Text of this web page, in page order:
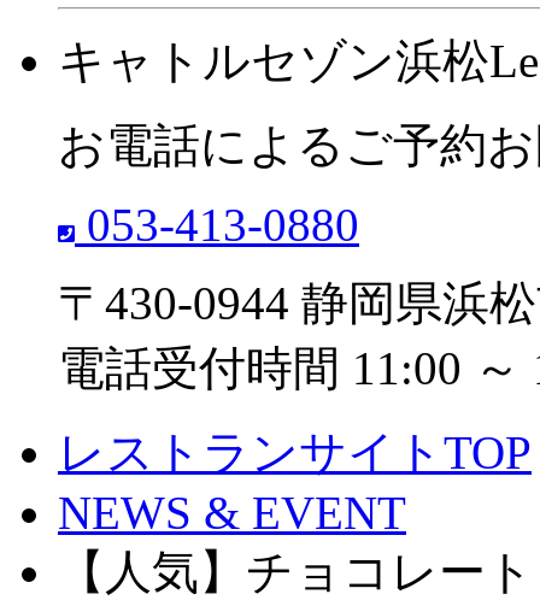
キャトルセゾン浜松
お電話によるご予約
053-413-0880
〒430-0944 静岡県浜
電話受付時間 11:00
レストランサイトTOP
NEWS & EVENT
【人気】チョコレー